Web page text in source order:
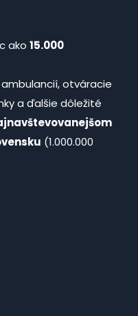
ako 15.000
otváracie
a ďalšie dôležité
(1.000.000